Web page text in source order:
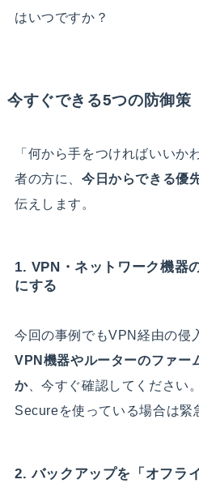
はいつですか？
今すぐできる5つの防御策
「何から手をつければいいか
者の方に、今日からできる優
伝えします。
1. VPN・ネットワーク機器
にする
今回の事例でもVPN経由の侵
VPN機器やルーターのファー
か、今すぐ確認してください
Secureを使っている場合は緊
2. バックアップを「オフラ